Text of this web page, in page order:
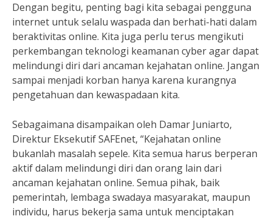
Dengan begitu, penting bagi kita sebagai pengguna
internet untuk selalu waspada dan berhati-hati dalam
beraktivitas online. Kita juga perlu terus mengikuti
perkembangan teknologi keamanan cyber agar dapat
melindungi diri dari ancaman kejahatan online. Jangan
sampai menjadi korban hanya karena kurangnya
pengetahuan dan kewaspadaan kita.
Sebagaimana disampaikan oleh Damar Juniarto,
Direktur Eksekutif SAFEnet, “Kejahatan online
bukanlah masalah sepele. Kita semua harus berperan
aktif dalam melindungi diri dan orang lain dari
ancaman kejahatan online. Semua pihak, baik
pemerintah, lembaga swadaya masyarakat, maupun
individu, harus bekerja sama untuk menciptakan